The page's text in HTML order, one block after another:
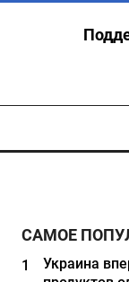
САМОЕ
1
Украина